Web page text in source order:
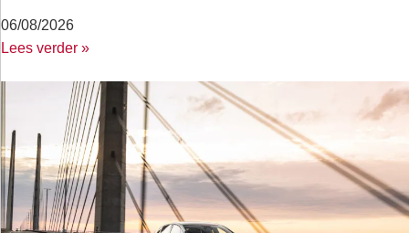
06/08/2026
Lees verder »